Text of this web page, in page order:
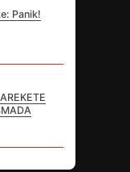
Panik!
NE